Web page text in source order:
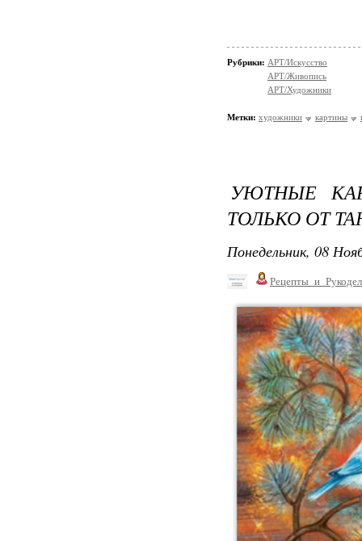
Рубрики: АРТ/Искусство
АРТ/Живопись
АРТ/Художники
Метки: художники картины
УЮТНЫЕ
ТОЛЬКО ОТ
Понедельник, 08